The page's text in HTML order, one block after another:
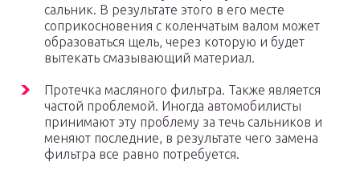
сальник. В результате этого в его месте
соприкосновения с коленчатым валом может
образоваться щель, через которую и будет
вытекать смазывающий материал.
Протечка масляного фильтра. Также является
частой проблемой. Иногда автомобилисты
принимают эту проблему за течь сальников и
меняют последние, в результате чего замена
фильтра все равно потребуется.